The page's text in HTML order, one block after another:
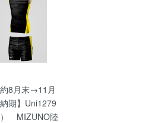
約8月末→11月
期】Uni1279
） MIZUNO陸